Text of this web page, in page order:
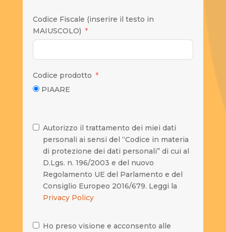
Codice Fiscale (inserire il testo in
MAIUSCOLO)
Codice prodotto
PIAARE
Autorizzo il trattamento dei miei dati
personali ai sensi del “Codice in materia
di protezione dei dati personali” di cui al
D.Lgs. n. 196/2003 e del nuovo
Regolamento UE del Parlamento e del
Consiglio Europeo 2016/679. Leggi la
Privacy Policy
Ho preso visione e acconsento alle